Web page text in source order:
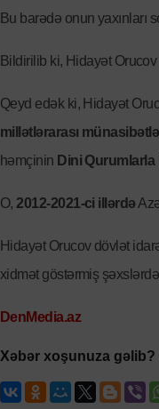
Bu barədə onun yaxınları
Bildirilib ki, Hidayət Orucov
Qeyd edək ki, Hidayət
millətlərarası
həmçinin Dini
O, 2012-2021-ci illərdə
Hidayət Orucov dövlət
xidmət göstərmiş
DenMedia.az
Xəbər xoşunuza gəlib?